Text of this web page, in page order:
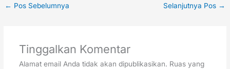
← Pos Sebelumnya Selanjutnya Pos →
Tinggalkan Komentar
Alamat email Anda tidak akan dipublikasikan. Ruas yang